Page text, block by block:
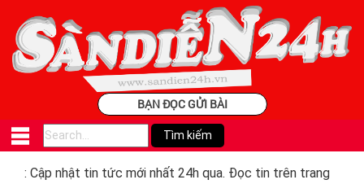
BẠN ĐỌC GỬI BÀI
: Cập nhật tin tức mới nhất 24h qua. Đọc tin trên trang